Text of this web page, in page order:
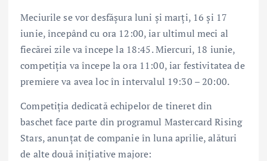
Meciurile se vor desfășura luni și marți, 16 și 17
iunie, începând cu ora 12:00, iar ultimul meci al
fiecărei zile va începe la 18:45. Miercuri, 18 iunie,
competiția va începe la ora 11:00, iar festivitatea de
premiere va avea loc în intervalul 19:30 – 20:00.
Competiția dedicată echipelor de tineret din
baschet face parte din programul Mastercard Rising
Stars, anunțat de companie în luna aprilie, alături
de alte două inițiative majore: